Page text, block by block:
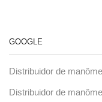
GOOGLE
Distribuidor de
Distribuidor de